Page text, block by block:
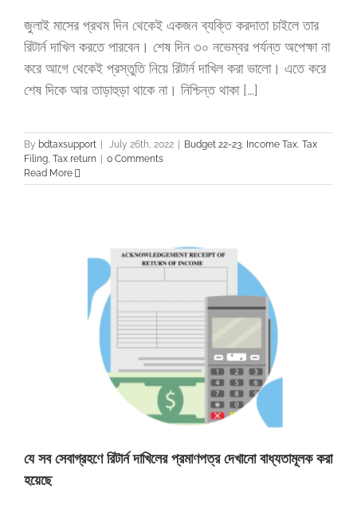
জুলাই মাসের প্রথম দিন থেকেই একজন ব্যক্তি করদাতা চাইলে তার
রিটার্ন দাখিল করতে পারবেন। শেষ দিন ৩০ নভেম্বর পর্যন্ত অপেক্ষা না
করে আগে থেকেই প্রস্তুতি নিয়ে রিটার্ন দাখিল করা ভালো। এতে করে
শেষ দিকে আর তাড়াহুড়া থাকে না। নিশ্চিন্ত থাকা [...]
By bdtaxsupport July 26th, 2022 Budget 22-23, Income Tax, Tax
Filing, Tax return
0 Comments
Read More
যে সব সেবাগ্রহণে রিটার্ন দাখিলের প্রমাণপত্র দেখানো বাধ্যতামূলক করা
হয়েছে